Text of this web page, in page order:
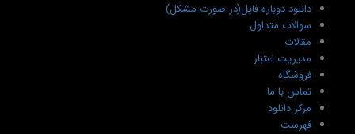
دانلود دوباره فایل(در صورت مشکل)
سوالات متداول
مقالات
مدیریت اعتبار
فروشگاه
تماس با ما
مرکز دانلود
فهرست